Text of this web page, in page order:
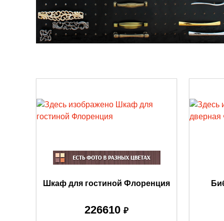
Шкаф для гостиной Флоренция
226610 ₽